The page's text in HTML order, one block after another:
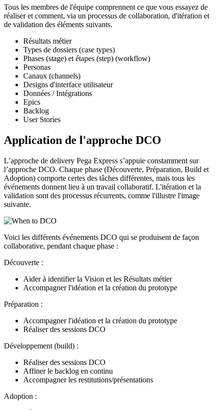
Tous les membres de l'équipe comprennent ce que vous essayez de
réaliser et comment, via un processus de collaboration, d'itération et
de validation des éléments suivants.
Résultats métier
Types de dossiers (case types)
Phases (stage) et étapes (step) (workflow)
Personas
Canaux (channels)
Designs d'interface utilisateur
Données / Intégrations
Epics
Backlog
User Stories
Application de l'approche DCO
L’approche de delivery Pega Express s’appuie constamment sur
l’approche DCO. Chaque phase (Découverte, Préparation, Build et
Adoption) comporte certes des tâches différentes, mais tous les
événements donnent lieu à un travail collaboratif. L'itération et la
validation sont des processus récurrents, comme l'illustre l'image
suivante.
Voici les différents événements DCO qui se produisent de façon
collaborative, pendant chaque phase :
Découverte :
Aider à identifier la Vision et les Résultats métier
Accompagner l'idéation et la création du prototype
Préparation :
Accompagner l'idéation et la création du prototype
Réaliser des sessions DCO
Développement (build) :
Réaliser des sessions DCO
Affiner le backlog en continu
Accompagner les restitutions/présentations
Adoption :